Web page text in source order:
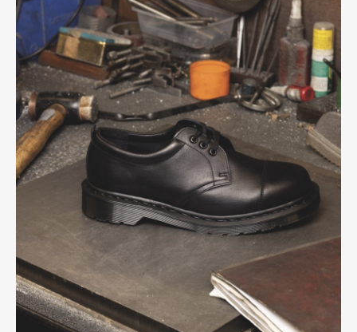
Gourmet
Product Lifestyle